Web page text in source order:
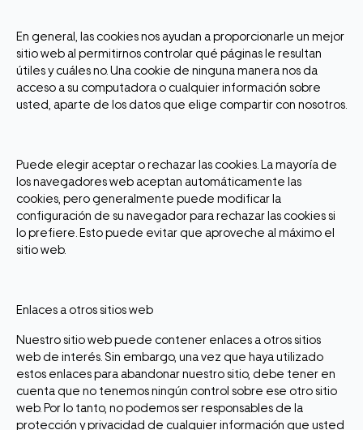
En general, las cookies nos ayudan a proporcionarle un mejor
sitio web al permitirnos controlar qué páginas le resultan
útiles y cuáles no. Una cookie de ninguna manera nos da
acceso a su computadora o cualquier información sobre
usted, aparte de los datos que elige compartir con nosotros.
Puede elegir aceptar o rechazar las cookies. La mayoría de
los navegadores web aceptan automáticamente las
cookies, pero generalmente puede modificar la
configuración de su navegador para rechazar las cookies si
lo prefiere. Esto puede evitar que aproveche al máximo el
sitio web.
Enlaces a otros sitios web
Nuestro sitio web puede contener enlaces a otros sitios
web de interés. Sin embargo, una vez que haya utilizado
estos enlaces para abandonar nuestro sitio, debe tener en
cuenta que no tenemos ningún control sobre ese otro sitio
web. Por lo tanto, no podemos ser responsables de la
protección y privacidad de cualquier información que usted